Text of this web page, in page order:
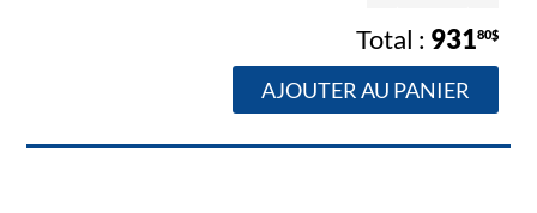
93180$
AJOUTER AU PANIER